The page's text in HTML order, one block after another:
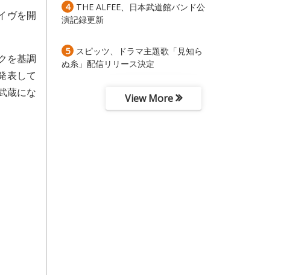
ヴを開
を基調
表して
蔵にな
4
演記録更新
5
ぬ糸」配信リリース決定
View More